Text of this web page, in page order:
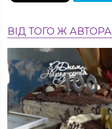
ВІД ТОГО Ж АВТОРА